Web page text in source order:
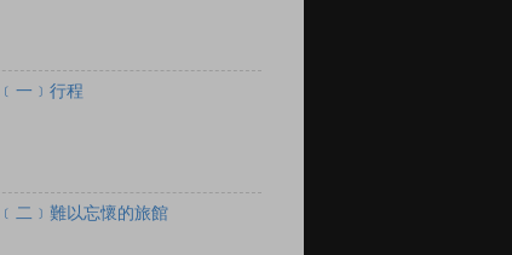
一﹞行程
二﹞難以忘懷的旅館